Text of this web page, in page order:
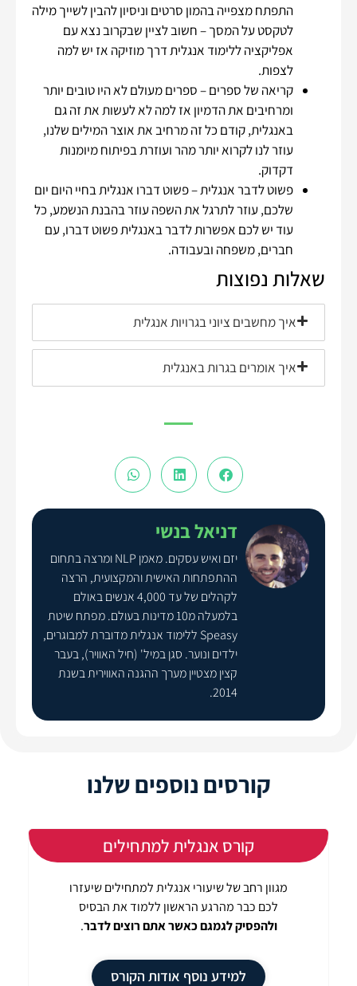
התפתח מצפייה בהמון סרטים וניסיון להבין לשייך מילה
לטקסט על המסך – חשוב לציין שבקרוב נצא עם
אפליקציה ללימוד אנגלית דרך מוזיקה אז יש למה
לצפות.
קריאה של ספרים – ספרים מעולם לא היו טובים יותר
ומרחיבים את הדמיון אז למה לא לעשות את זה גם
באנגלית, קודם כל זה מרחיב את אוצר המילים שלנו,
עוזר לנו לקרוא יותר מהר ועוזרת בפיתוח מיומנות
דקדוק.
פשוט לדבר אנגלית – פשוט דברו אנגלית בחיי היום יום
שלכם, עוזר לתרגל את השפה עוזר בהבנת הנשמע, כל
עוד יש לכם אפשרות לדבר באנגלית פשוט דברו, עם
חברים, משפחה ובעבודה.
שאלות נפוצות
איך מחשבים ציוני בגרויות אנגלית
איך אומרים בגרות באנגלית
דניאל בנשי
יזם ואיש עסקים. מאמן NLP ומרצה בתחום
ההתפתחות האישית והמקצועית, הרצה
לקהלים של עד 4,000 אנשים באולם
בלמעלה מ10 מדינות בעולם. מפתח שיטת
Speasy ללימוד אנגלית מדוברת למבוגרים,
ילדים ונוער. סגן במיל' (חיל האוויר), בעבר
קצין מצטיין מערך ההגנה האווירית בשנת
2014.
קורסים נוספים שלנו
קורס אנגלית למתחילים
מגוון רחב של שיעורי אנגלית למתחילים שיעזרו
לכם כבר מהרגע הראשון ללמוד את הבסיס
ולהפסיק לגמגם כאשר אתם רוצים לדבר.
למידע נוסף אודות הקורס